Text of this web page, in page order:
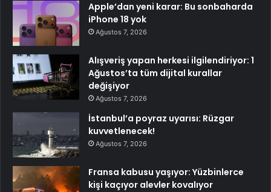
Apple’dan yeni karar: Bu sonbaharda
iPhone 18 yok
Ağustos 7, 2026
Alışveriş yapan herkesi ilgilendiriyor: 1
Ağustos’ta tüm dijital kurallar
değişiyor
Ağustos 7, 2026
İstanbul’a poyraz uyarısı: Rüzgar
kuvvetlenecek!
Ağustos 7, 2026
Fransa kabusu yaşıyor: Yüzbinlerce
kişi kaçıyor alevler kovalıyor